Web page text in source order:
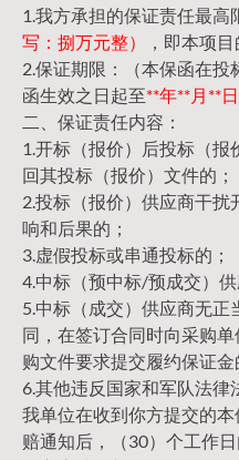
1.我方承担的保证责任最高
写：捌万元整）
，即本项
2.保证期限：（本保函在
函生效之日起至**年**月**日
二、保证责任内容：
1.开标（报价）后投标（
回其投标（报价）文件的；
2.投标（报价）供应商干
响和后果的；
3.虚假投标或串通投标的；
4.中标（预中标/预成交）
5.中标（成交）供应商无
同，在签订合同时向采购
购文件要求提交履约保证金
6.其他违反国家和军队法律
我单位在收到你方提交的
赔通知后，（30）个工作